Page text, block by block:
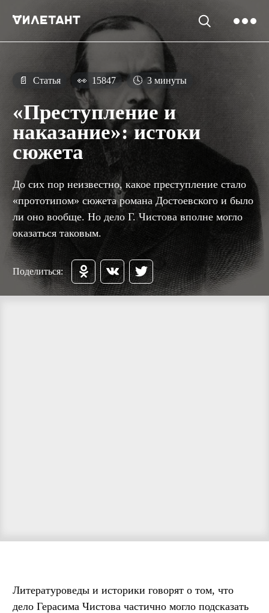
📄 Статья 👀 15847 🕓 3 минуты
«Преступление и
наказание»: истоки
сюжета
До сих пор неизвестно, какое преступление стало
«прототипом» сюжета романа Достоевского и было
ли оно вообще. Но дело Г. Чистова вполне могло
оказаться таковым.
Поделиться:
Литературоведы и историки говорят о том, что
дело Герасима Чистова частично могло подсказать